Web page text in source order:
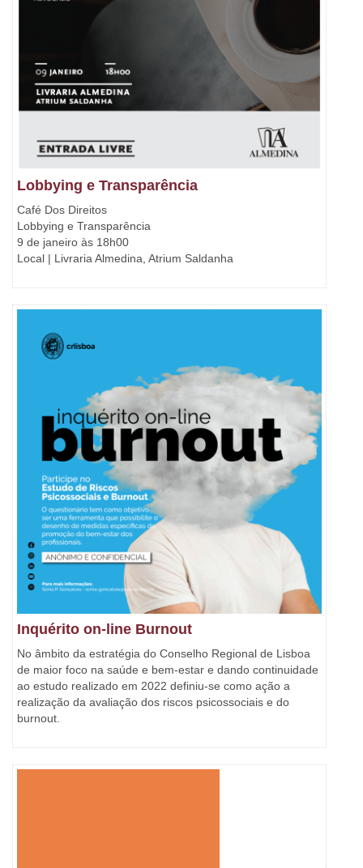
Lobbying e Transparência
Café Dos Direitos
Lobbying e Transparência
9 de janeiro às 18h00
Local | Livraria Almedina, Atrium Saldanha
Inquérito on-line Burnout
No âmbito da estratégia do Conselho Regional de Lisboa
de maior foco na saúde e bem-estar e dando continuidade
ao estudo realizado em 2022 definiu-se como ação a
realização da avaliação dos riscos psicossociais e do
burnout.